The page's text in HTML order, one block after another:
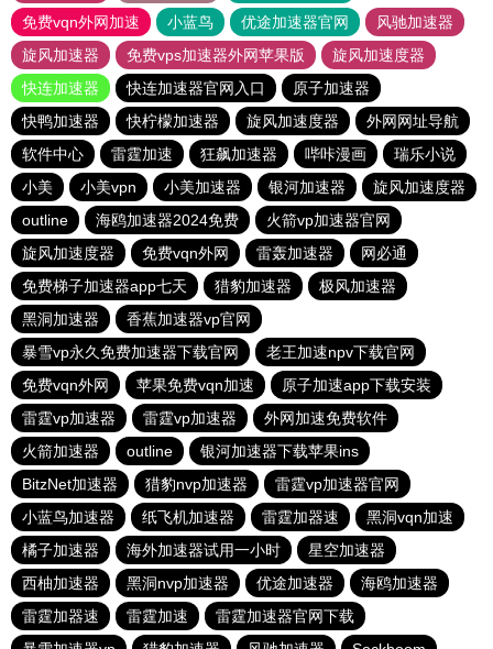
免费vqn外网加速
小蓝鸟 优途加速器官网
风驰加速器
旋风加速器
免费vps加速器外网苹果版
旋风加速度器
快连加速器
快连加速器官网入口
原子加速器
快鸭加速器
快柠檬加速器 旋风加速度器
外网网址导航
软件中心
雷霆加速 狂飙加速器 哔咔漫画
瑞乐小说
小美
小美vpn 小美加速器 银河加速器
旋风加速度器
outline
海鸥加速器2024免费
火箭vp加速器官网
旋风加速度器
免费vqn外网 雷轰加速器
网必通
免费梯子加速器app七天
猎豹加速器
极风加速器
黑洞加速器
香蕉加速器vp官网
暴雪vp永久免费加速器下载官网
老王加速npv下载官网
免费vqn外网
苹果免费vqn加速
原子加速app下载安装
雷霆vp加速器
雷霆vp加速器
外网加速免费软件
火箭加速器
outline
银河加速器下载苹果ins
BitzNet加速器
猎豹nvp加速器
雷霆vp加速器官网
小蓝鸟加速器
纸飞机加速器 雷霆加器速
黑洞vqn加速
橘子加速器
海外加速器试用一小时
星空加速器
西柚加速器
黑洞nvp加速器 优途加速器
海鸥加速器
雷霆加器速
雷霆加速
雷霆加速器官网下载